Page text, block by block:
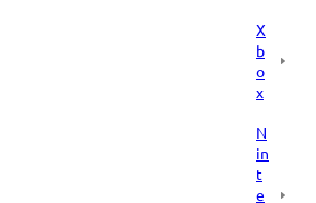
X
b
o
x
N
in
t
e